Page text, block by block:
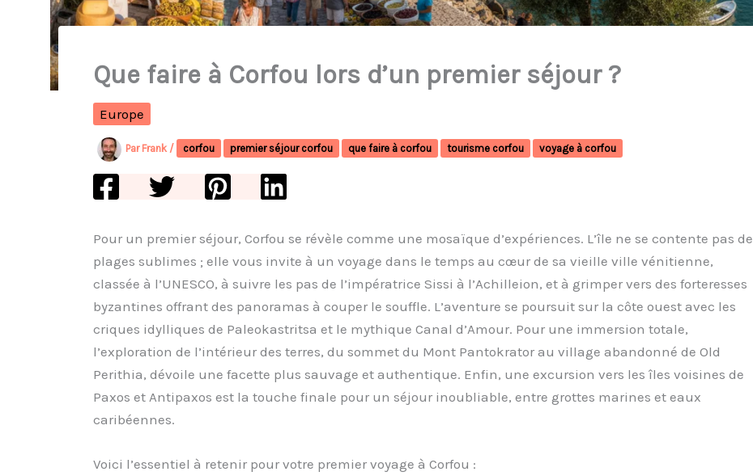
Que faire à Corfou lors d’un premier séjour ?
Europe
Par Frank / corfou premier séjour corfou que faire à corfou tourisme corfou voyage à corfou
Pour un premier séjour, Corfou se révèle comme une mosaïque d’expériences. L’île ne se contente pas de
plages sublimes ; elle vous invite à un voyage dans le temps au cœur de sa vieille ville vénitienne,
classée à l’UNESCO, à suivre les pas de l’impératrice Sissi à l’Achilleion, et à grimper vers des forteresses
byzantines offrant des panoramas à couper le souffle. L’aventure se poursuit sur la côte ouest avec les
criques idylliques de Paleokastritsa et le mythique Canal d’Amour. Pour une immersion totale,
l’exploration de l’intérieur des terres, du sommet du Mont Pantokrator au village abandonné de Old
Perithia, dévoile une facette plus sauvage et authentique. Enfin, une excursion vers les îles voisines de
Paxos et Antipaxos est la touche finale pour un séjour inoubliable, entre grottes marines et eaux
caribéennes.
Voici l’essentiel à retenir pour votre premier voyage à Corfou :